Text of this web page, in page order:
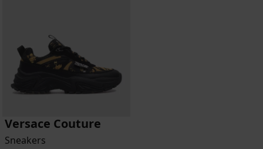
Versace Couture
Sneakers